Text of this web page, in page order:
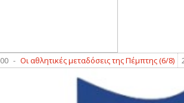
Οι αθλητικές μεταδόσεις της Πέμπτης (6/8) 23:17